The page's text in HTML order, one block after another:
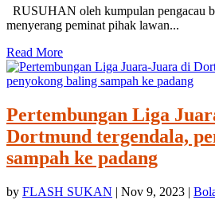
RUSUHAN oleh kumpulan pengacau
menyerang peminat pihak lawan...
Read More
Pertembungan Liga
Dortmund tergendala,
sampah ke padang
by FLASH SUKAN | Nov 9, 2023 |